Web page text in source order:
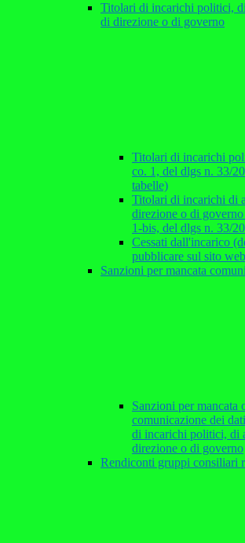
Titolari di incarichi politici,
di direzione o di governo
Titolari di incarichi
co. 1, del dlgs n. 33/
tabelle)
Titolari di incarichi di
direzione o di
1-bis, del dlgs n. 33/
Cessati dall'incarico
pubblicare sul sito
Sanzioni per mancata
Sanzioni per mancata
comunicazione dei
di incarichi politici, di
direzione o di governo
Rendiconti gruppi consiliari